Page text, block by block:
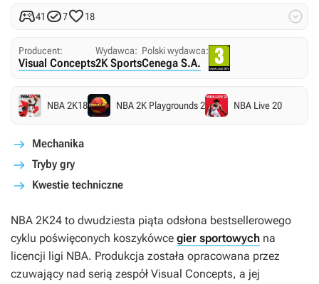
41 718 
Producent:
Visual Concepts
Wydawca:
2K Sports
Polski wydawca:
Cenega S.A.
NBA 2K18 NBA 2K Playgrounds 2 NBA Live 20
Mechanika
Tryby gry
Kwestie techniczne
NBA 2K24 to dwudziesta piąta odsłona bestsellerowego
cyklu poświęconych koszykówce gier sportowych na
licencji ligi NBA. Produkcja została opracowana przez
czuwający nad serią zespół Visual Concepts, a jej